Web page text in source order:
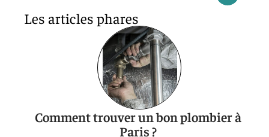
Les articles phares
Comment trouver un bon plombier à
Paris ?